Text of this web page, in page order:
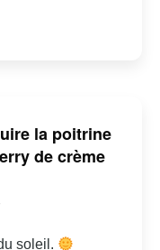
la poitrine
de crème
soleil.